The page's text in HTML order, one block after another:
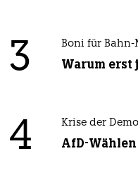
3 Boni für Bahn-
Warum erst
4 Krise der
AfD-